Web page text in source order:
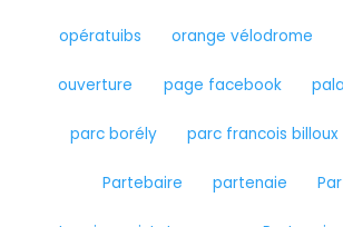
opératuibs orange vélodrome
ouverture page facebook
parc borély parc francois billoux
Partebaire partenaie